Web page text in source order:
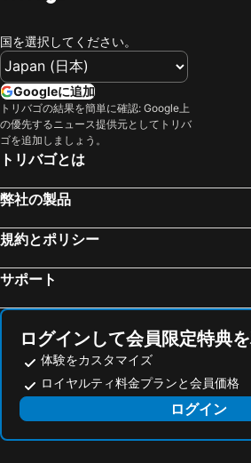
ハンブル
ホテルダブルワン北投
Capella Taipei
Walker Motel
ジンアンクラシックイン
Yun Estate Hotel
Beautyage Spring Hotel
Purple Rainbow Motel
SLv
K Hotel Taipei Nanjing
Datong District, spa hotels
Daxi Township, spa hotels
Wujie Township, spa hotels
Zhongli City, spa hotels
Zhonghe District, spa hotels
Tucheng District, spa hotels
Sanxing Township, spa hotels
Bali District, spa hotels
Luzhu
Neihu District, spa hotels
Ruifang District, spa hotels
国を選択してください。
Googleに追加
トリバゴの結果を簡単に確認: Google上
の優先するニュース提供元としてトリバ
ゴを追加しましょう。
トリバゴとは
弊社の製品
規約とポリシー
サポート
ログインして会員限定特典
体験をカスタマイズ
ロイヤルティ料金プランと会員価格
ログイン